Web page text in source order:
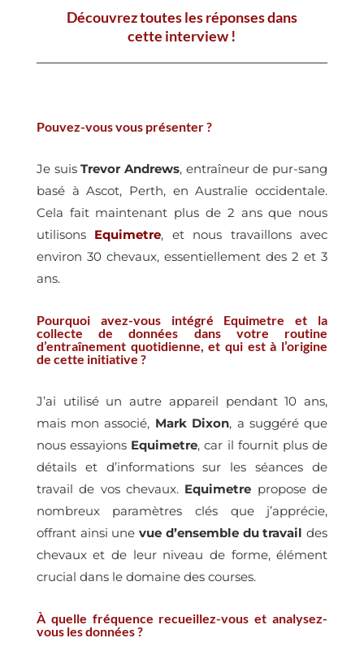
Découvrez toutes les réponses dans
cette interview !
Pouvez-vous vous présenter ?
Je suisTrevor Andrews, entraîneur de pur-sang
basé à Ascot, Perth, en Australie occidentale.
Cela fait maintenant plus de 2 ans que nous
utilisons Equimetre, et nous travaillons avec
environ 30 chevaux, essentiellement des 2 et 3
ans.
Pourquoi avez-vous intégré Equimetre et la
collecte de données dans votre routine
d’entraînement quotidienne, et qui est à l’origine
de cette initiative ?
J’ai utilisé un autre appareil pendant 10 ans,
mais mon associé, Mark Dixon, a suggéré que
nous essayions Equimetre, car il fournit plus de
détails et d’informations sur les séances de
travail de vos chevaux. Equimetre propose de
nombreux paramètres clés que j’apprécie,
offrant ainsi unevue d’ensemble du travail des
chevaux et de leur niveau de forme, élément
crucial dans le domaine des courses.
À quelle fréquence recueillez-vous et analysez-
vous les données ?